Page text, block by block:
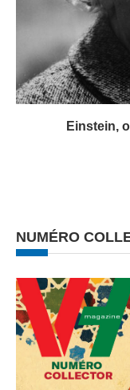
Einstein,
NUMÉRO